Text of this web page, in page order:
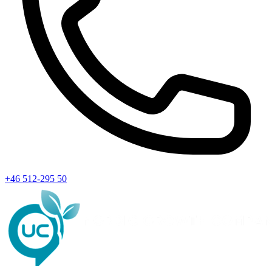
+46 512-295 50